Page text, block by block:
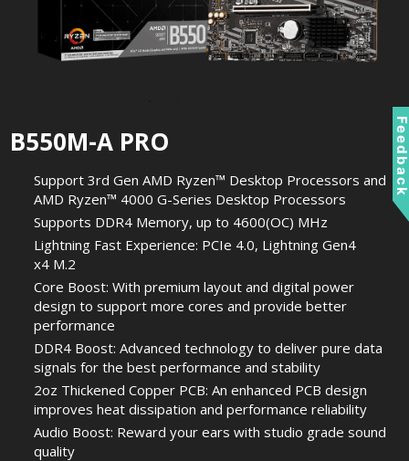
B550M-A PRO
Support 3rd Gen AMD Ryzen™ Desktop Processors and
AMD Ryzen™ 4000 G-Series Desktop Processors
Supports DDR4 Memory, up to 4600(OC) MHz
Lightning Fast Experience: PCIe 4.0, Lightning Gen4
x4 M.2
Core Boost: With premium layout and digital power
design to support more cores and provide better
performance
DDR4 Boost: Advanced technology to deliver pure data
signals for the best performance and stability
2oz Thickened Copper PCB: An enhanced PCB design
improves heat dissipation and performance reliability
Audio Boost: Reward your ears with studio grade sound
quality